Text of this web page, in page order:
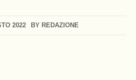
2022 BY REDAZIONE